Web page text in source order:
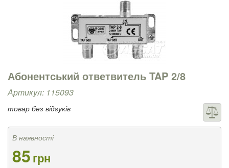
Абонентський ответвитель TAP 2/8
Артикул: 115093
товар без відгуків
В наявності
85грн